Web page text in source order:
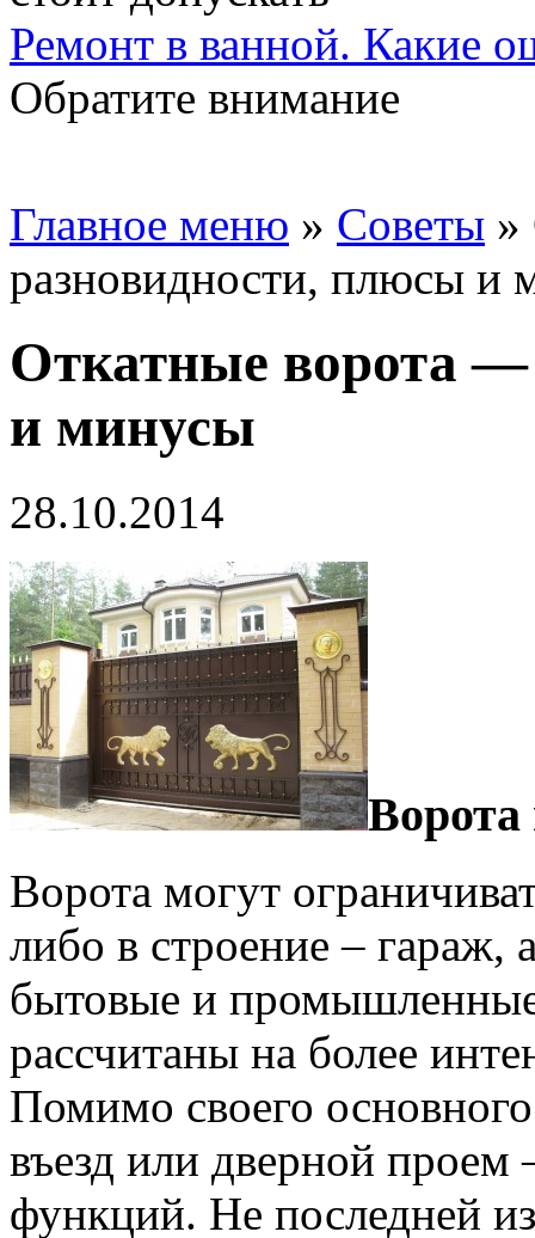
Ремонт в ванной. Какие
Обратите внимание
Главное меню » Советы »
разновидности, плюсы и
Откатные ворота
и минусы
28.10.2014
Ворота
Ворота могут
либо в строение – гараж,
бытовые и
рассчитаны на более
Помимо своего
въезд или дверной
функций. Не последней